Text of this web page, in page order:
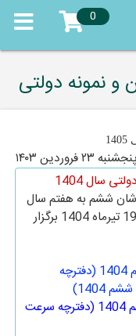
0
و نمونه دولتی
پنجشنبه ۲۳ فروردین ۱۴۰۳
سال 1404
ششم به هفتم سال
1404 که در تاریخ برگزاری آزمون 19 تیرماه 1404 برگزار
دفترچه اول آزمون تیزهوشان ششم 1404 (دفترچه
1404)
دفترچه دوم آزمون تیزهوشان ششم 1404 (دفترچه سرعت